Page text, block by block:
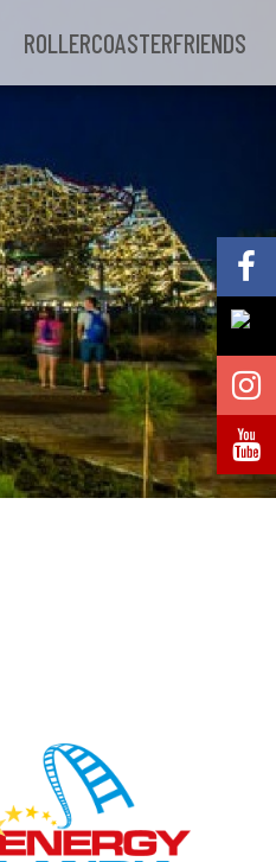
ROLLERCOASTERFRIENDS
Volg @Pretparkenbe
Volg @Pretparkenbe
Volg @Pretparken.be
Volg @Pretparkenbe